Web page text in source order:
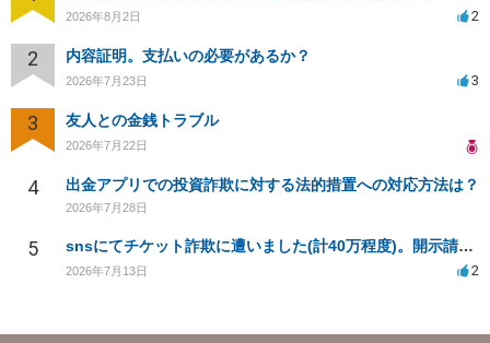
2026年8月2日 2
2 内容証明。支払いの必要があるか？
2026年7月23日 3
3 友人との金銭トラブル
2026年7月22日
4 出金アプリでの投資詐欺に対する法的措置への対応方法は？
2026年7月28日
5 snsにてチケット詐欺に遭いました(計40万程度)。開示請求や今後の対応について質問したいです。
2026年7月13日 2